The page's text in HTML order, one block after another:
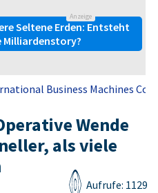
Anzeige
Seltene Erden: Entsteht
Milliardenstory?
Business Machines
Wende
als viele
Aufrufe: 1129